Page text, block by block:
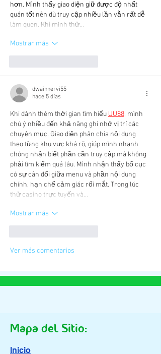
hơn. Mình thấy giao diện giữ được độ nhất
quán tốt nên dù truy cập nhiều lần vẫn rất dễ
làm quen. Khi mình thử…
Mostrar más
dwainnervi55
hace 5 días
Khi dành thêm thời gian tìm hiểu UU88, mình
chú ý nhiều đến khả năng ghi nhớ vị trí các
chuyên mục. Giao diện phân chia nội dung
theo từng khu vực khá rõ, giúp mình nhanh
chóng nhận biết phần cần truy cập mà không
phải tìm kiếm quá lâu. Mình nhận thấy bố cục
có sự cân đối giữa menu và phần nội dung
chính, hạn chế cảm giác rối mắt. Trong lúc
thử casino trực tuyến và…
Mostrar más
Ver más comentarios
Mapa del Sitio:
Inicio